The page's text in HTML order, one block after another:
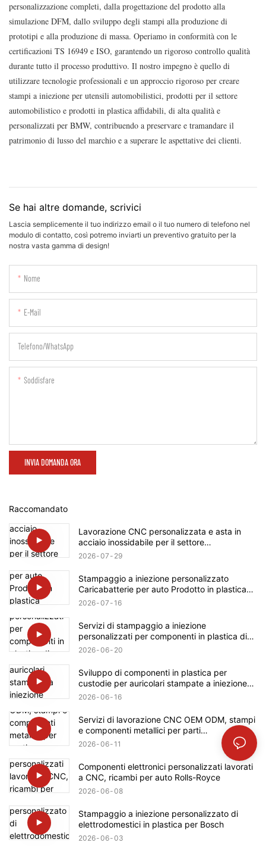
personalizzazione completi, dalla progettazione del prodotto alla
simulazione DFM, dallo sviluppo degli stampi alla produzione di
prototipi e alla produzione di massa. Operiamo in conformità con le
certificazioni TS 16949 e ISO, garantendo un rigoroso controllo qualità
durante tutto il processo produttivo. Il nostro impegno è quello di
utilizzare tecnologie professionali e un approccio rigoroso per creare
stampi a iniezione per utensili automobilistici, prodotti per il settore
automobilistico e prodotti in plastica affidabili, di alta qualità e
personalizzati per BMW, contribuendo a preservare e tramandare il
patrimonio di lusso del marchio e a superare le aspettative dei clienti.
Se hai altre domande, scrivici
Lascia semplicemente il tuo indirizzo email o il tuo numero di telefono nel
modulo di contatto, così potremo inviarti un preventivo gratuito per la
nostra vasta gamma di design!
Nome
E-Mail
Telefono/WhatsApp
Soddisfare
INVIA DOMANDA ORA
Raccomandato
Lavorazione CNC personalizzata e asta in
acciaio inossidabile per il settore
automobilistico con albero a vite per Rolls-
2026 07 29
Stampaggio a iniezione personalizzato
Caricabatterie per auto Prodotto in plastica
Componenti automobilistici Produzione per
2026 07 16
Servizi di stampaggio a iniezione
personalizzati per componenti in plastica di
elettrodomestici, prodotto per Bosch
2026 06 20
Sviluppo di componenti in plastica per
custodie per auricolari stampate a iniezione
personalizzate per il settore automobilistico
2026 06 16
Servizi di lavorazione CNC OEM ODM, stampi
e componenti metallici per parti
automobilistiche Mercedes-Benz
2026 06 11
Componenti elettronici personalizzati lavorati
a CNC, ricambi per auto Rolls-Royce
2026 06 08
Stampaggio a iniezione personalizzato di
elettrodomestici in plastica per Bosch
2026 06 03